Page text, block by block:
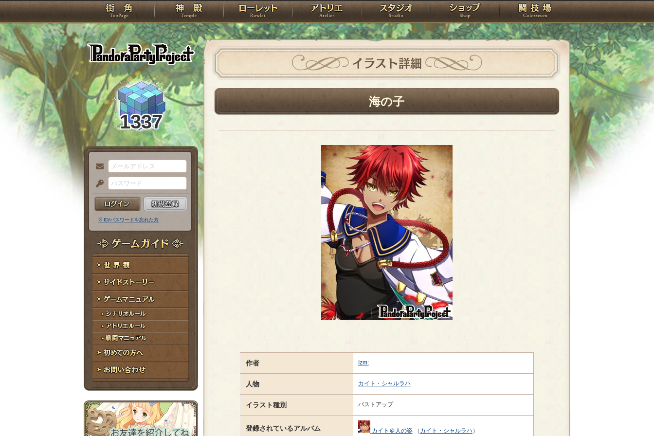
PandoraPartyProject
TOP 神殿 ローレット アトリエ スタジオ ショップ 闘技場
1337
メ
ー
ル
ア
ド
レ
ス
パ
ス
ー
ド
※ ID/パスワードを忘れた方
ゲームガイド
世界観
サイドストーリー
ゲームマニュアル
シナリオルール
アトリエルール
戦闘マニュアル
初めての方へ
お問い合わせ
イラスト詳細
海の子
作者 Izm:
人物 カイト・シャルラハ
イラスト種別 バストアップ
登録されているアルバム カイト＠人の姿（ カイト・シャルラハ）